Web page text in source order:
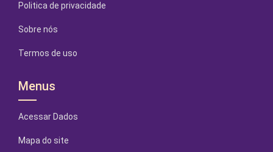
Politica de privacidade
Sobre nós
Termos de uso
Menus
Acessar Dados
Mapa do site